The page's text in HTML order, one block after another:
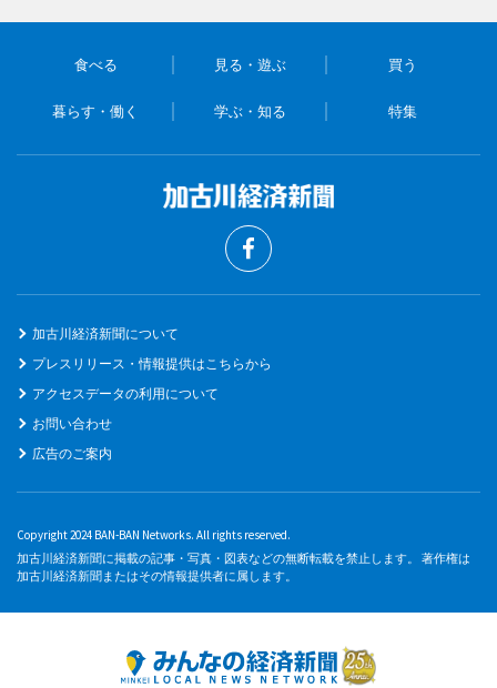
食べる 見る・遊ぶ 買う
暮らす・働く 学ぶ・知る 特集
加古川経済新聞について
プレスリリース・情報提供はこちらから
アクセスデータの利用について
お問い合わせ
広告のご案内
Copyright 2024 BAN-BAN Networks. All rights reserved.
加古川経済新聞に掲載の記事・写真・図表などの無断転載を禁止します。 著作権は
加古川経済新聞またはその情報提供者に属します。